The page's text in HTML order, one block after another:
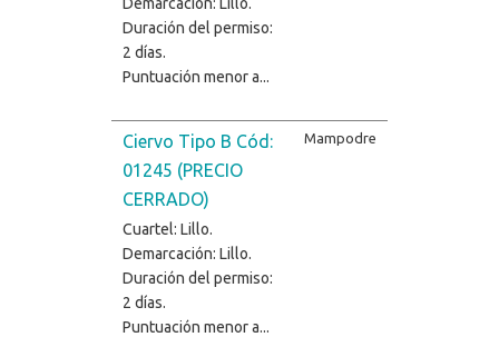
Duración del permiso:
2 días.
Puntuación menor a...
Ciervo Tipo B Cód:
01245 (PRECIO
CERRADO)
Cuartel: Lillo.
Demarcación: Lillo.
Duración del permiso:
2 días.
Puntuación menor a...
Mampodre